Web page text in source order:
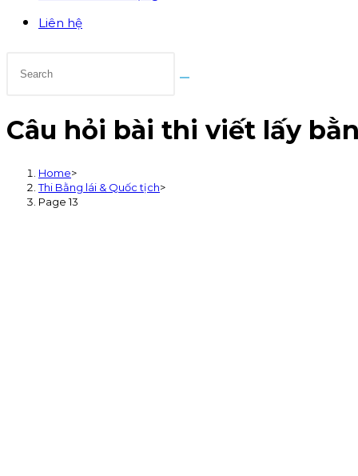
Liên hệ
Câu hỏi bài thi viết lấy
Home>
Thi Bằng lái & Quốc tịch>
Page 13